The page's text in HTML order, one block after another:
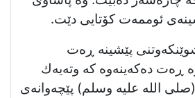
ئوممەت كۆتایی دێت.
پێشینە ڕەت
ڕەت دەكەینەوە كە وتەیەك
(صلی اللە علیە وسلم) پێچەوانەی